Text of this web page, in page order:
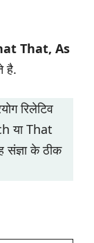
That, As
है.
रिलेटिव
या That
संज्ञा के ठीक